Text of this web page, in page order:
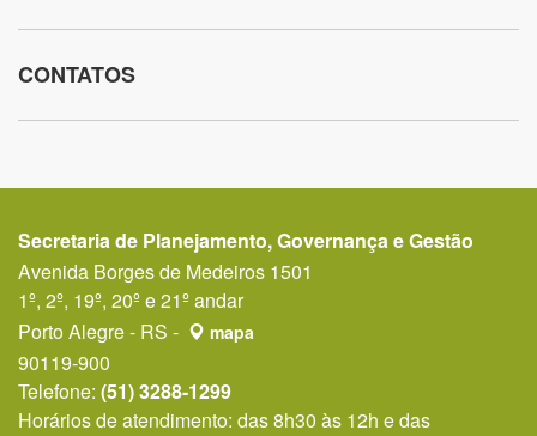
CONTATOS
Secretaria de Planejamento, Governança e Gestão
Avenida Borges de Medeiros 1501
1º, 2º, 19º, 20º e 21º andar
Porto Alegre - RS -
mapa
90119-900
Telefone: (51) 3288-1299
Horários de atendimento: das 8h30 às 12h e das